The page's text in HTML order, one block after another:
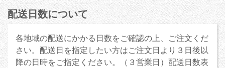
配送日数について
各地域の配送にかかる日数をご確認の上、ご注文くだ
さい。配送日を指定したい方はご注文日より３日後以
降の日時をご指定ください。（３営業日）配送日数表